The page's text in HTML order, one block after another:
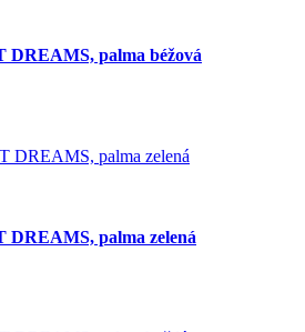
DREAMS, palma béžová
DREAMS, palma zelená